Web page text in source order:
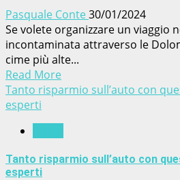
Pasquale Conte30/01/2024
Se volete organizzare un viaggio
incontaminata attraverso le
cime più alte...
Read More
Tanto risparmio sull’auto con
esperti
Tanto risparmio sull’auto con
esperti